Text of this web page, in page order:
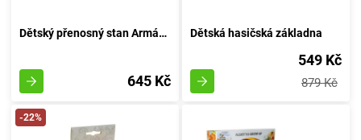
Dětský přenosný stan Armádní obydlí
645 Kč
Dětská hasičská základna
549 Kč
879 Kč
-22%